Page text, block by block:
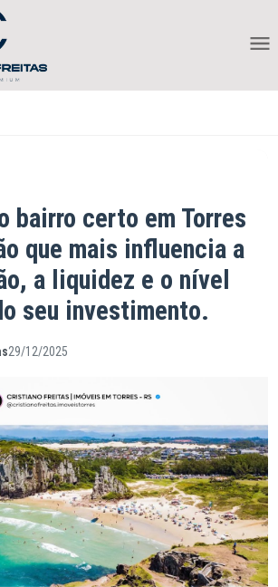
bairro certo em Torres
que mais influencia a
a liquidez e o nível
seu investimento.
29/12/2025